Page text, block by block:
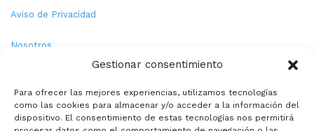
Gestionar consentimiento
Para ofrecer las mejores experiencias, utilizamos tecnologías
como las cookies para almacenar y/o acceder a la información del
dispositivo. El consentimiento de estas tecnologías nos permitirá
Aviso de Privacidad
Nosotros
Política de Cookies